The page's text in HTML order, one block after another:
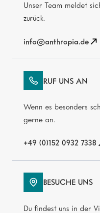
Unser Team meldet
zurück.
info@anthropia.de
RUF UNS AN
Wenn es besonders
gerne an.
+49 (0)152 0932 7338
BESUCHE UNS
Du findest uns in der